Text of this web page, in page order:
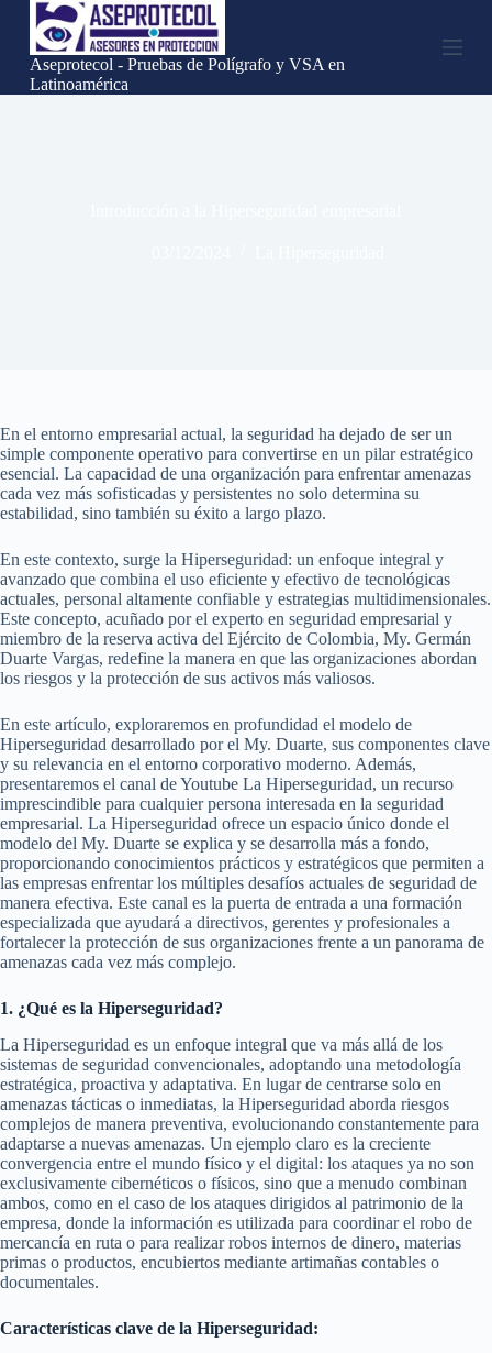
a
Aseprotecol - Pruebas de Polígrafo y VSA en
Latinoamérica
En el entorno empresarial actual, la seguridad ha dejado de ser un
simple componente operativo para convertirse en un pilar estratégico
esencial. La capacidad de una organización para enfrentar amenazas
cada vez más sofisticadas y persistentes no solo determina su
estabilidad, sino también su éxito a largo plazo.
En este contexto, surge la Hiperseguridad: un enfoque integral y
avanzado que combina el uso eficiente y efectivo de tecnológicas
actuales, personal altamente confiable y estrategias multidimensionales.
Este concepto, acuñado por el experto en seguridad empresarial y
miembro de la reserva activa del Ejército de Colombia, My. Germán
Duarte Vargas, redefine la manera en que las organizaciones abordan
los riesgos y la protección de sus activos más valiosos.
En este artículo, exploraremos en profundidad el modelo de
Hiperseguridad desarrollado por el My. Duarte, sus componentes clave
y su relevancia en el entorno corporativo moderno. Además,
presentaremos el canal de Youtube La Hiperseguridad, un recurso
imprescindible para cualquier persona interesada en la seguridad
empresarial. La Hiperseguridad ofrece un espacio único donde el
modelo del My. Duarte se explica y se desarrolla más a fondo,
proporcionando conocimientos prácticos y estratégicos que permiten a
las empresas enfrentar los múltiples desafíos actuales de seguridad de
manera efectiva. Este canal es la puerta de entrada a una formación
especializada que ayudará a directivos, gerentes y profesionales a
fortalecer la protección de sus organizaciones frente a un panorama de
amenazas cada vez más complejo.
1. ¿Qué es la Hiperseguridad?
La Hiperseguridad es un enfoque integral que va más allá de los
sistemas de seguridad convencionales, adoptando una metodología
estratégica, proactiva y adaptativa. En lugar de centrarse solo en
amenazas tácticas o inmediatas, la Hiperseguridad aborda riesgos
complejos de manera preventiva, evolucionando constantemente para
adaptarse a nuevas amenazas. Un ejemplo claro es la creciente
convergencia entre el mundo físico y el digital: los ataques ya no son
exclusivamente cibernéticos o físicos, sino que a menudo combinan
ambos, como en el caso de los ataques dirigidos al patrimonio de la
empresa, donde la información es utilizada para coordinar el robo de
mercancía en ruta o para realizar robos internos de dinero, materias
primas o productos, encubiertos mediante artimañas contables o
documentales.
Características clave de la Hiperseguridad: